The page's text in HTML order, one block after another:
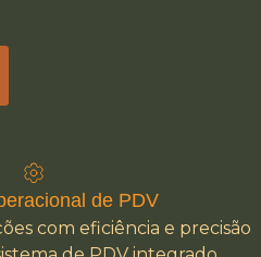
de PDV
com eficiência e precisão